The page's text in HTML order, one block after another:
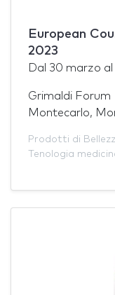
European
2023
Dal 30 marzo al
Grimaldi Forum
Montecarlo,
Prodotti di
Tenologia